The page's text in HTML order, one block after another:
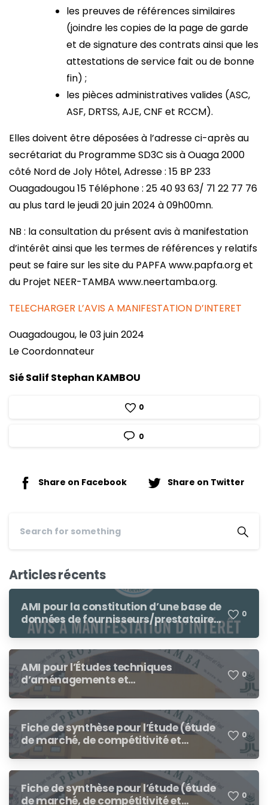
les preuves de références similaires
(joindre les copies de la page de garde
et de signature des contrats ainsi que les
attestations de service fait ou de bonne
fin) ;
les pièces administratives valides (ASC,
ASF, DRTSS, AJE, CNF et RCCM).
Elles doivent être déposées à l’adresse ci-après au
secrétariat du Programme SD3C sis à Ouaga 2000
côté Nord de Joly Hôtel, Adresse : 15 BP 233
Ouagadougou 15 Téléphone : 25 40 93 63/ 71 22 77 76
au plus tard le jeudi 20 juin 2024 à 09h00mn.
NB : la consultation du présent avis à manifestation
d’intérêt ainsi que les termes de références y relatifs
peut se faire sur les site du PAPFA www.papfa.org et
du Projet NEER-TAMBA www.neertamba.org.
TELECHARGER L’AVIS A MANIFESTATION D’INTERET
Ouagadougou, le 03 juin 2024
Le Coordonnateur
Sié Salif Stephan KAMBOU
0
0
Share on Facebook Share on Twitter
Articles récents
AMI pour la constitution d’une base de
données de fournisseurs/prestataires
dans le cadre des procédures de
de cotation
0
AMI pour l’Études techniques
d’aménagements et
environnementales de 250 ha de bas-
RESI-2P
0
Fiche de synthèse pour l’Étude (étude
de marché, de compétitivité et
d’opportunités) des chaînes de valeur
Nord et du Centre-Ouest au profit du
Programme pour le Renforcement de
0
Fiche de synthèse pour l’étude (étude
de marché, de compétitivité et
0